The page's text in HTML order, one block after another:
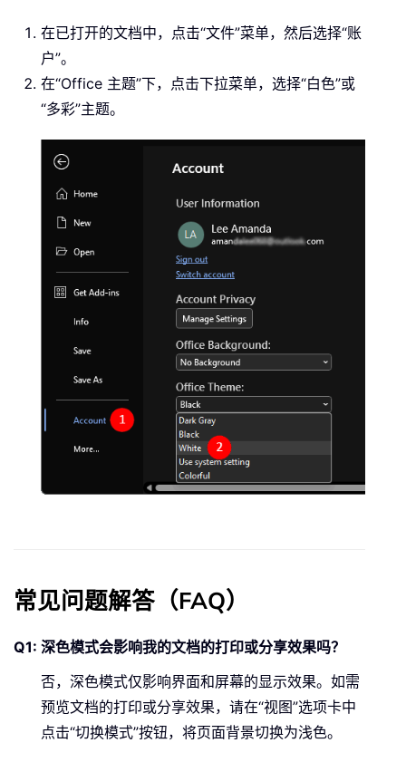
在已打开的文档中，点击“文件”菜单，然后选择“账
户”。
在“Office 主题”下，点击下拉菜单，选择“白色”或
“多彩”主题。
常见问题解答（FAQ）
深色模式会影响我的文档的打印或分享效果吗？
否，深色模式仅影响界面和屏幕的显示效果。如需
预览文档的打印或分享效果，请在“视图”选项卡中
点击“切换模式”按钮，将页面背景切换为浅色。